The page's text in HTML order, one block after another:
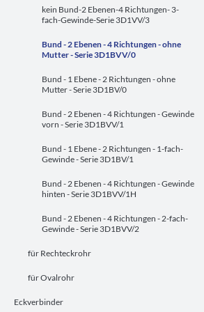
kein Bund-2 Ebenen-4 Richtungen- 3-
fach-Gewinde-Serie 3D1VV/3
Bund - 2 Ebenen - 4 Richtungen - ohne
Mutter - Serie 3D1BVV/0
Bund - 1 Ebene - 2 Richtungen - ohne
Mutter - Serie 3D1BV/0
Bund - 2 Ebenen - 4 Richtungen - Gewinde
vorn - Serie 3D1BVV/1
Bund - 1 Ebene - 2 Richtungen - 1-fach-
Gewinde - Serie 3D1BV/1
Bund - 2 Ebenen - 4 Richtungen - Gewinde
hinten - Serie 3D1BVV/1H
Bund - 2 Ebenen - 4 Richtungen - 2-fach-
Gewinde - Serie 3D1BVV/2
für Rechteckrohr
für Ovalrohr
Eckverbinder